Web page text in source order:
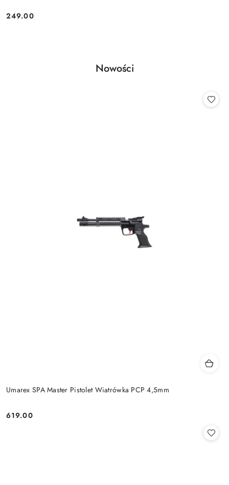
Cena:
249.00
Pomiń karuzelę produktów
Produkty
Nowości
Umarex SPA Master Pistolet Wiatrówka PCP 4,5mm
Cena:
619.00